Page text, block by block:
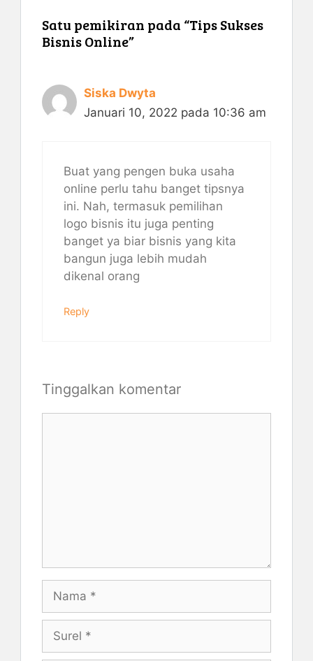
Satu pemikiran pada “Tips Sukses
Bisnis Online”
Siska Dwyta
Januari 10, 2022 pada 10:36 am
Buat yang pengen buka usaha
online perlu tahu banget tipsnya
ini. Nah, termasuk pemilihan
logo bisnis itu juga penting
banget ya biar bisnis yang kita
bangun juga lebih mudah
dikenal orang
Reply
Tinggalkan komentar